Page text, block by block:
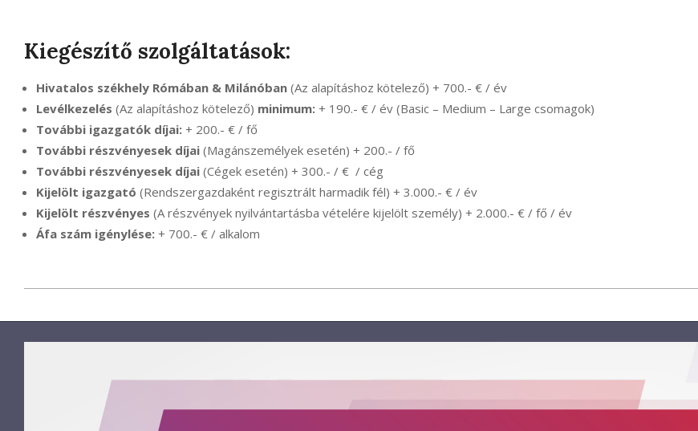
Kiegészítő szolgáltatások:
Hivatalos székhely Rómában & Milánóban (Az alapításhoz kötelező) + 700.- € / év
Levélkezelés (Az alapításhoz kötelező) minimum: + 190.- € / év (Basic – Medium – Large csomagok)
További igazgatók díjai: + 200.- € / fő
További részvényesek díjai (Magánszemélyek esetén) + 200.- / fő
További részvényesek díjai (Cégek esetén) + 300.- / € / cég
Kijelölt igazgató (Rendszergazdaként regisztrált harmadik fél) + 3.000.- € / év
Kijelölt részvényes (A részvények nyilvántartásba vételére kijelölt személy) + 2.000.- € / fő / év
Áfa szám igénylése: + 700.- € / alkalom
11-
29